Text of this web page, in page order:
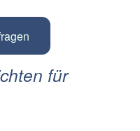
für